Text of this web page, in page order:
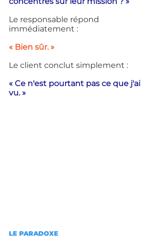
Le responsable répond
immédiatement :
« Bien sûr. »
Le client conclut simplement :
« Ce n'est pourtant pas ce que j'ai
vu. »
LE PARADOXE